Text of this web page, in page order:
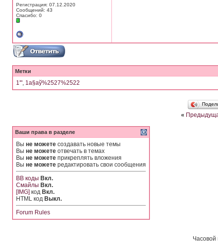
Регистрация: 07.12.2020
Сообщений: 43
Спасибо: 0
Метки
1'", 1а§аў%2527%2522
«
Ваши права в разделе
Вы не можете создавать новые темы
Вы не можете отвечать в темах
Вы не можете прикреплять вложения
Вы не можете редактировать свои сообщения
BB коды Вкл.
Смайлы Вкл.
[IMG] код Вкл.
HTML код Выкл.
Forum Rules
Часовой